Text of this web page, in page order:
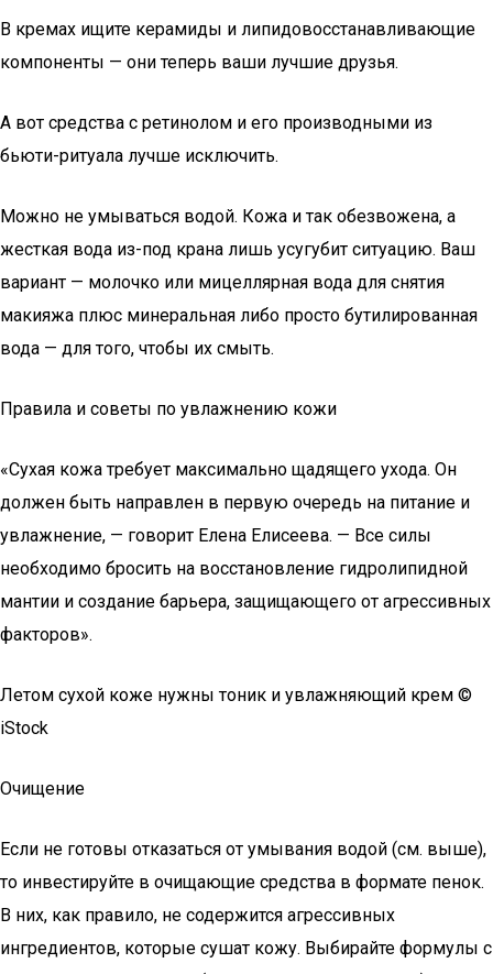
В кремах ищите керамиды и липидовосстанавливающие
компоненты — они теперь ваши лучшие друзья.
А вот средства с ретинолом и его производными из
бьюти-ритуала лучше исключить.
Можно не умываться водой. Кожа и так обезвожена, а
жесткая вода из-под крана лишь усугубит ситуацию. Ваш
вариант — молочко или мицеллярная вода для снятия
макияжа плюс минеральная либо просто бутилированная
вода — для того, чтобы их смыть.
Правила и советы по увлажнению кожи
«Сухая кожа требует максимально щадящего ухода. Он
должен быть направлен в первую очередь на питание и
увлажнение, — говорит Елена Елисеева. — Все силы
необходимо бросить на восстановление гидролипидной
мантии и создание барьера, защищающего от агрессивных
факторов».
Летом сухой коже нужны тоник и увлажняющий крем ©
iStock
Очищение
Если не готовы отказаться от умывания водой (см. выше),
то инвестируйте в очищающие средства в формате пенок.
В них, как правило, не содержится агрессивных
ингредиентов, которые сушат кожу. Выбирайте формулы с